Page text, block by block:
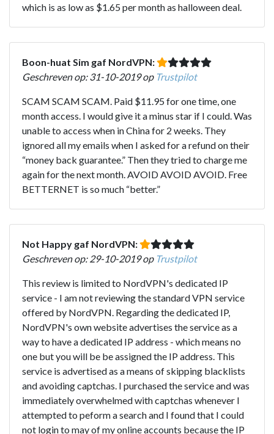
which is as low as $1.65 per month as halloween deal.
Boon-huat Sim gaf NordVPN:
Geschreven op: 31-10-2019 op Trustpilot
SCAM SCAM SCAM. Paid $11.95 for one time, one
month access. I would give it a minus star if I could. Was
unable to access when in China for 2 weeks. They
ignored all my emails when I asked for a refund on their
“money back guarantee.” Then they tried to charge me
again for the next month. AVOID AVOID AVOID. Free
BETTERNET is so much “better.”
Not Happy gaf NordVPN:
Geschreven op: 29-10-2019 op Trustpilot
This review is limited to NordVPN's dedicated IP
service - I am not reviewing the standard VPN service
offered by NordVPN. Regarding the dedicated IP,
NordVPN's own website advertises the service as a
way to have a dedicated IP address - which means no
one but you will be be assigned the IP address. This
service is advertised as a means of skipping blacklists
and avoiding captchas. I purchased the service and was
immediately overwhelmed with captchas whenever I
attempted to peform a search and I found that I could
not login to may of my online accounts because the IP